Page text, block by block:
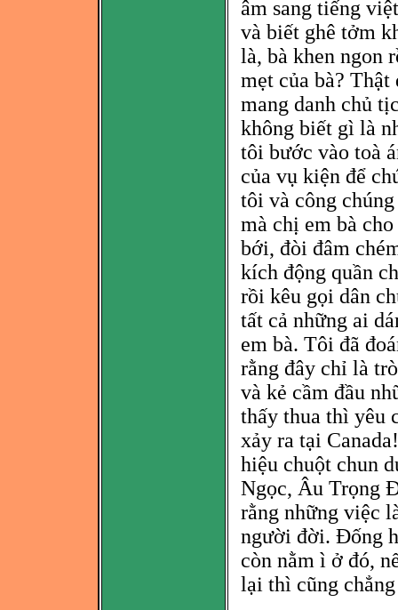
âm sang tiếng
và biết ghê tởm
là, bà khen ngon
mẹt của bà?
mang danh chủ
không biết gì là
tôi bước vào toà
của vụ kiện để
tôi và công
mà chị em bà
bới, đòi đâm
kích động quần
rồi kêu gọi dân
tất cả những ai
em bà. Tôi đã đ
rằng đây chỉ là
và kẻ cầm đầu
thấy thua thì yêu
xảy ra tại
hiệu chuột chun
Ngọc, Âu Trọng
rằng những việc
người đời. Đống
còn nằm ì ở đó,
lại thì cũng